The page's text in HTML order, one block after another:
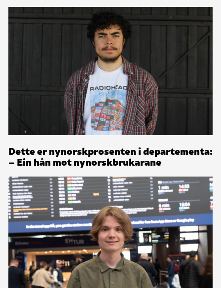
Dette er nynorskprosenten i departementa:
– Ein hån mot nynorskbrukarane